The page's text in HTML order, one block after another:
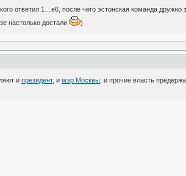
ответил 1…е6, после чего эстонская команда
настолько достали
)
ипрезидент, имэр Москвы , и прочие власть